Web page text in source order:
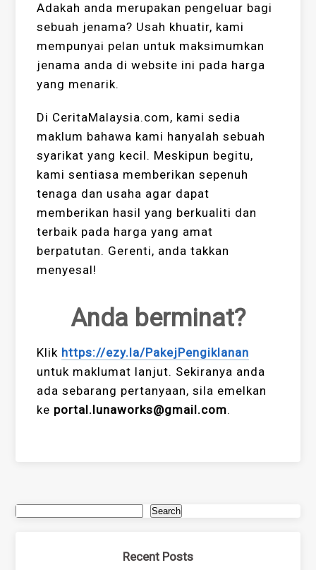
Adakah anda merupakan pengeluar bagi
sebuah jenama? Usah khuatir, kami
mempunyai pelan untuk maksimumkan
jenama anda di website ini pada harga
yang menarik.
Di CeritaMalaysia.com, kami sedia
maklum bahawa kami hanyalah sebuah
syarikat yang kecil. Meskipun begitu,
kami sentiasa memberikan sepenuh
tenaga dan usaha agar dapat
memberikan hasil yang berkualiti dan
terbaik pada harga yang amat
berpatutan. Gerenti, anda takkan
menyesal!
Anda berminat?
Klik https://ezy.la/PakejPengiklanan
untuk maklumat lanjut. Sekiranya anda
ada sebarang pertanyaan, sila emelkan
ke portal.lunaworks@gmail.com.
Search
Recent Posts